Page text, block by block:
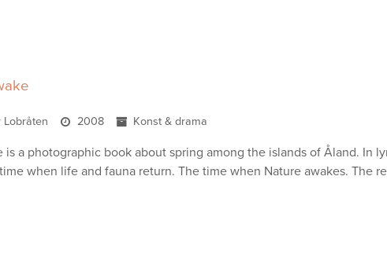
Lobråten 2008 Konst & drama
is a photographic book about spring among the islands of Åland. In
when life and fauna return. The time when Nature awakes. The